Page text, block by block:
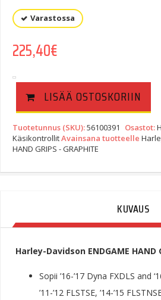
Varastossa
225,40€
LISÄÄ OSTOSKORIIN
Tuotetunnus (SKU):56100391 Osastot:
KäsikontrollitAvainsana tuotteelle
HAND GRIPS - GRAPHITE
KUVAUS
Harley-Davidson ENDGAME HAND
Sopii ’16-’17 Dyna FXDLS and
’11-’12 FLSTSE, ’14-’15